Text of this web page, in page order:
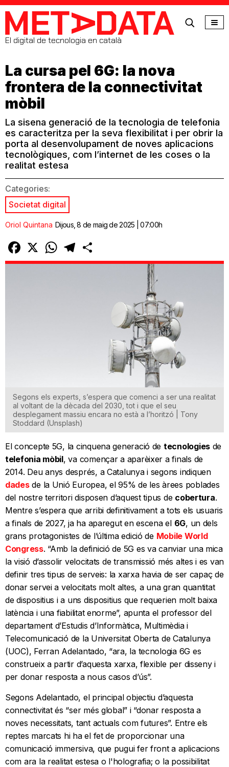
MetaData
El digital de tecnologia en català
La cursa pel 6G: la nova
frontera de la connectivitat
mòbil
La sisena generació de la tecnologia de telefonia
es caracteritza per la seva flexibilitat i per obrir la
porta al desenvolupament de noves aplicacions
tecnològiques, com l’internet de les coses o la
realitat estesa
Categories:
Societat digital
Oriol Quintana Dijous, 8 de maig de 2025 | 07:00h
Facebook
X WhatsAppTelegram
Segons els experts, s’espera que comenci a ser una realitat
al voltant de la dècada del 2030, tot i que el seu
desplegament massiu encara no està a l’horitzó | Tony
Stoddard (Unsplash)
El concepte 5G, la cinquena generació de tecnologiesde
telefonia mòbil, va començar a aparèixer a finals de
2014. Deu anys després, a Catalunya i segons indiquen
dadesde la Unió Europea, el 95% de les àrees poblades
del nostre territori disposen d’aquest tipus de cobertura.
Mentre s’espera que arribi definitivament a tots els usuaris
a finals de 2027, ja ha aparegut en escena el 6G, un dels
grans protagonistes de l’última edició de Mobile World
Congress. “Amb la definició de 5G es va canviar una mica
la visió d’assolir velocitats de transmissió més altes i es van
definir tres tipus de serveis: la xarxa havia de ser capaç de
donar servei a velocitats molt altes, a una gran quantitat
de dispositius i a uns dispositius que requerien molt baixa
latència i una fiabilitat enorme”, apunta el professor del
departament d’Estudis d’Informàtica, Multimèdia i
Telecomunicació de la Universitat Oberta de Catalunya
(UOC), Ferran Adelantado, “ara, la tecnologia 6G es
construeix a partir d’aquesta xarxa, flexible per disseny i
per donar resposta a nous casos d’ús”.
Segons Adelantado, el principal objectiu d’aquesta
connectivitat és “ser més global” i “donar resposta a
noves necessitats, tant actuals com futures”. Entre els
reptes marcats hi ha el fet de proporcionar una
comunicació immersiva, que pugui fer front a aplicacions
com ara la realitat estesa o l'holografia; o la possibilitat